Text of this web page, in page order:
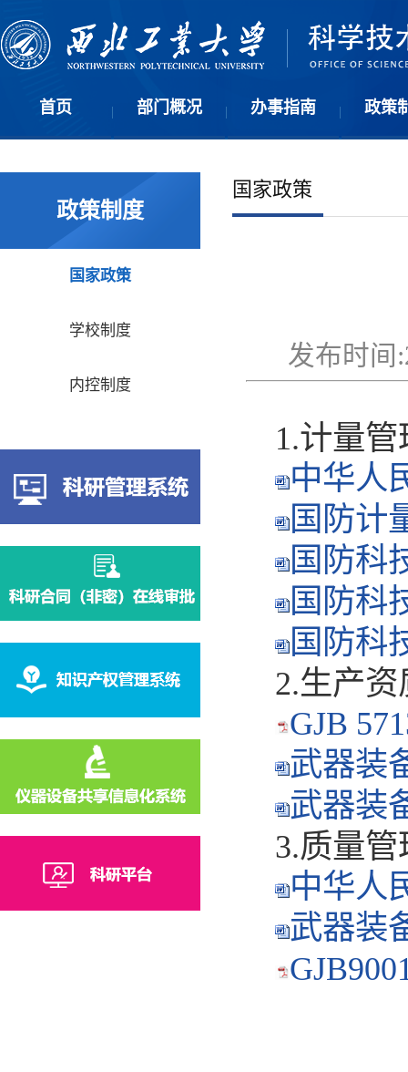
首页 | 部门概况 | 办事指南 | 政策
政策制度
国家政策
学校制度
内控制度
国家政策
发布时
1.计量管
中华人
国防计
国防科
国防科
国防科
2.生产资
GJB
武器装
武器装
3.质量管
中华人
武器装